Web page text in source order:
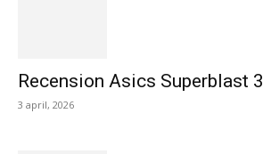
Recension Asics Superblast 3
3 april, 2026